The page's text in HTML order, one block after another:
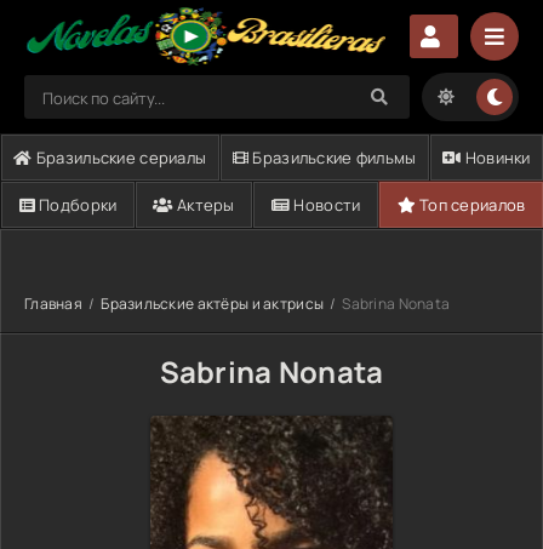
Бразильские сериалы Бразильские фильмы Новинки
Подборки Актеры Новости Топ сериалов
Главная Бразильские актёры и актрисы Sabrina Nonata
Sabrina Nonata